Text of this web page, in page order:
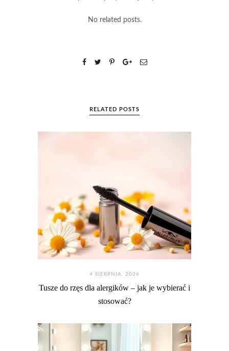
No related posts.
RELATED POSTS
4 SIERPNIA. 2026
Tusze do rzęs dla alergików – jak je wybierać i
stosować?